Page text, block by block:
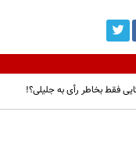
فقط بخاطر رأی به جلیلی؟!